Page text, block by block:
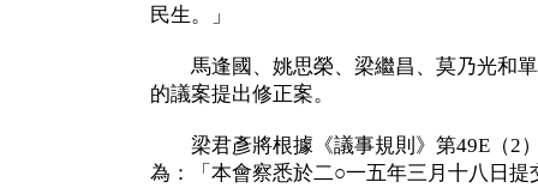
民生。」
馬逢國、姚思榮、梁繼昌、莫乃光和單
的議案提出修正案。
梁君彥將根據《議事規則》第49E（2
為：「本會察悉於二○一五年三月十八日提